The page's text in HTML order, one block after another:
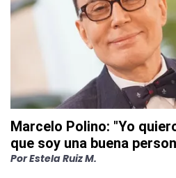
Marcelo Polino: "Yo
que soy una buena
PorEstela Ruiz M.